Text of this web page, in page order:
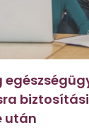
után